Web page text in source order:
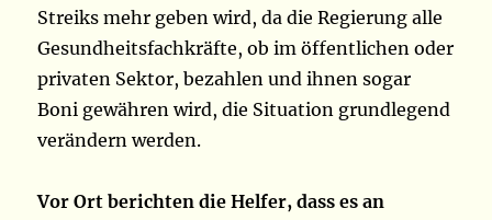
Streiks mehr geben wird, da die Regierung alle
Gesundheitsfachkräfte, ob im öffentlichen oder
privaten Sektor, bezahlen und ihnen sogar
Boni gewähren wird, die Situation grundlegend
verändern werden.
Vor Ort berichten die Helfer, dass es an